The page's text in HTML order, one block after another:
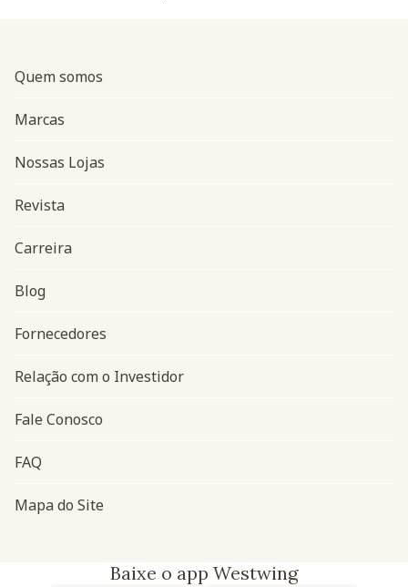
Navegação do rodapé
Quem somos
Marcas
Nossas Lojas
Revista
Carreira
Blog
Fornecedores
Relação com o Investidor
Fale Conosco
FAQ
Mapa do Site
Baixe o app Westwing